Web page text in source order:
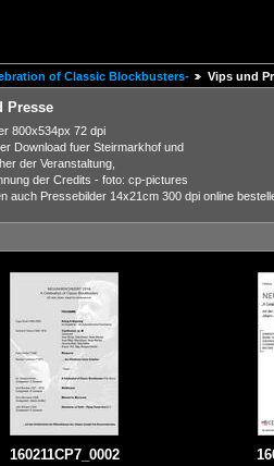
of Classic Blockbusters- Vips und
Presse
800x534px 72 dpi
Download fuer Steirmarkhof und
der Veranstaltung,
der Credits - foto: cp-pictures
auch Pressebilder 14x21cm 300 dpi online
160211CP7_0002